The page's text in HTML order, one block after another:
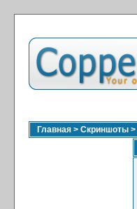
Главная > Скриншоты >